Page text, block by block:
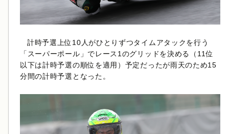
計時予選上位10人がひとりずつタイムアタックを行う
「スーパーポール」でレース1のグリッドを決める（11位
以下は計時予選の順位を適用）予定だったが雨天のため15
分間の計時予選となった。